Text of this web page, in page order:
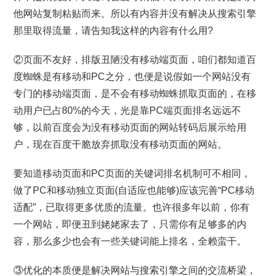
他网站复制粘贴而来。所以有内容并没有解决从搜索引擎
那里取得流量，请告知我这样的内容有什么用?
②页面不友好，排版丑陋没有移动端页面，咱们都知道百
度蜘蛛是有移动和PC之分，也便是说假如一个网站没有
专门的移动端页面，是不会有移动蜘蛛抓取页面的，在移
动用户已占80%的今天，光是靠PC端页面排名远远不
够，以前百度会为没有移动页面的网站转码后展示给用
户，现在百度干脆放弃抓取没有移动页面的网站。
要知道移动页面和PC页面的关键词排名机制可不相同，
做了PC和移动独立页面(自适应也能够)应该完善“PC移动
适配”，已取得更多优质的流量。也许很多年以前，你有
一个网站，即便丑到姥姥家去了，只需你有足够多的内
容，那么多少也会有一些关键词能上排名，全赖蛮干。
③优化的本质便是解决网站与搜索引擎之间的交流桥梁，